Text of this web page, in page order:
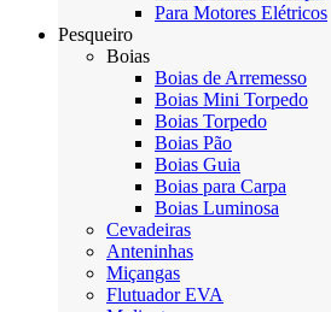
Para Motores Elétricos
Pesqueiro
Boias
Boias de Arremesso
Boias Mini Torpedo
Boias Torpedo
Boias Pão
Boias Guia
Boias para Carpa
Boias Luminosa
Cevadeiras
Anteninhas
Miçangas
Flutuador EVA